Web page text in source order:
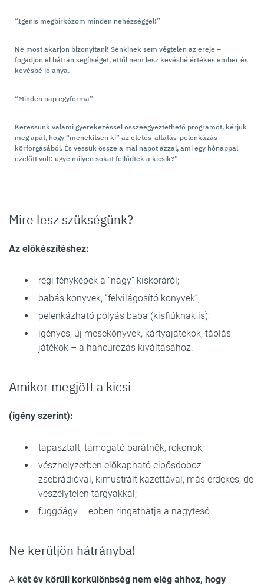
“Igenis megbirkózom minden nehézséggel!”
Ne most akarjon bizonyítani! Senkinek sem végtelen az ereje –
fogadjon el bátran segítséget, ettől nem lesz kevésbé értékes ember és
kevésbé jó anya.
“Minden nap egyforma”
Keressünk valami gyerekezéssel összeegyeztethető programot, kérjük
meg apát, hogy “menekítsen ki” az etetés-altatás-pelenkázás
körforgásából. És vessük össze a mai napot azzal, ami egy hónappal
ezelőtt volt: ugye milyen sokat fejlődtek a kicsik?”
Mire lesz szükségünk?
Az előkészítéshez:
régi fényképek a “nagy” kiskoráról;
babás könyvek, “felvilágosító könyvek”;
pelenkázható pólyás baba (kisfiúknak is);
igényes, új mesekönyvek, kártyajátékok, táblás
játékok – a hancúrozás kiváltásához.
Amikor megjött a kicsi
(igény szerint):
tapasztalt, támogató barátnők, rokonok;
vészhelyzetben előkapható cipősdoboz
zsebrádióval, kimustrált kazettával, más érdekes, de
veszélytelen tárgyakkal;
függőágy – ebben ringathatja a nagytesó.
Ne kerüljön hátrányba!
A két év körüli korkülönbség nem elég ahhoz, hogy